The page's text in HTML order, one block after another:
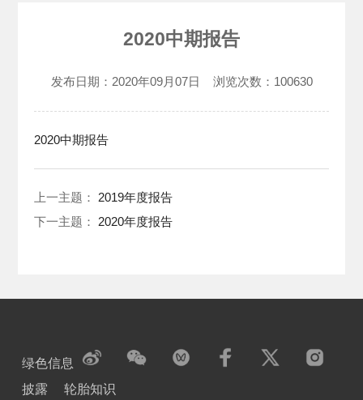
2020中期报告
发布日期： 2020年09月07日 浏览次数： 100630
2020中期报告
上一主题： 2019年度报告
下一主题： 2020年度报告
绿色信息
披露
轮胎知识